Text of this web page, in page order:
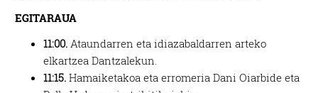
EGITARAUA
11:00. Ataundarren eta idiazabaldarren arteko
elkartzea Dantzalekun.
11:15. Hamaiketakoa eta erromeria Dani Oiarbide eta